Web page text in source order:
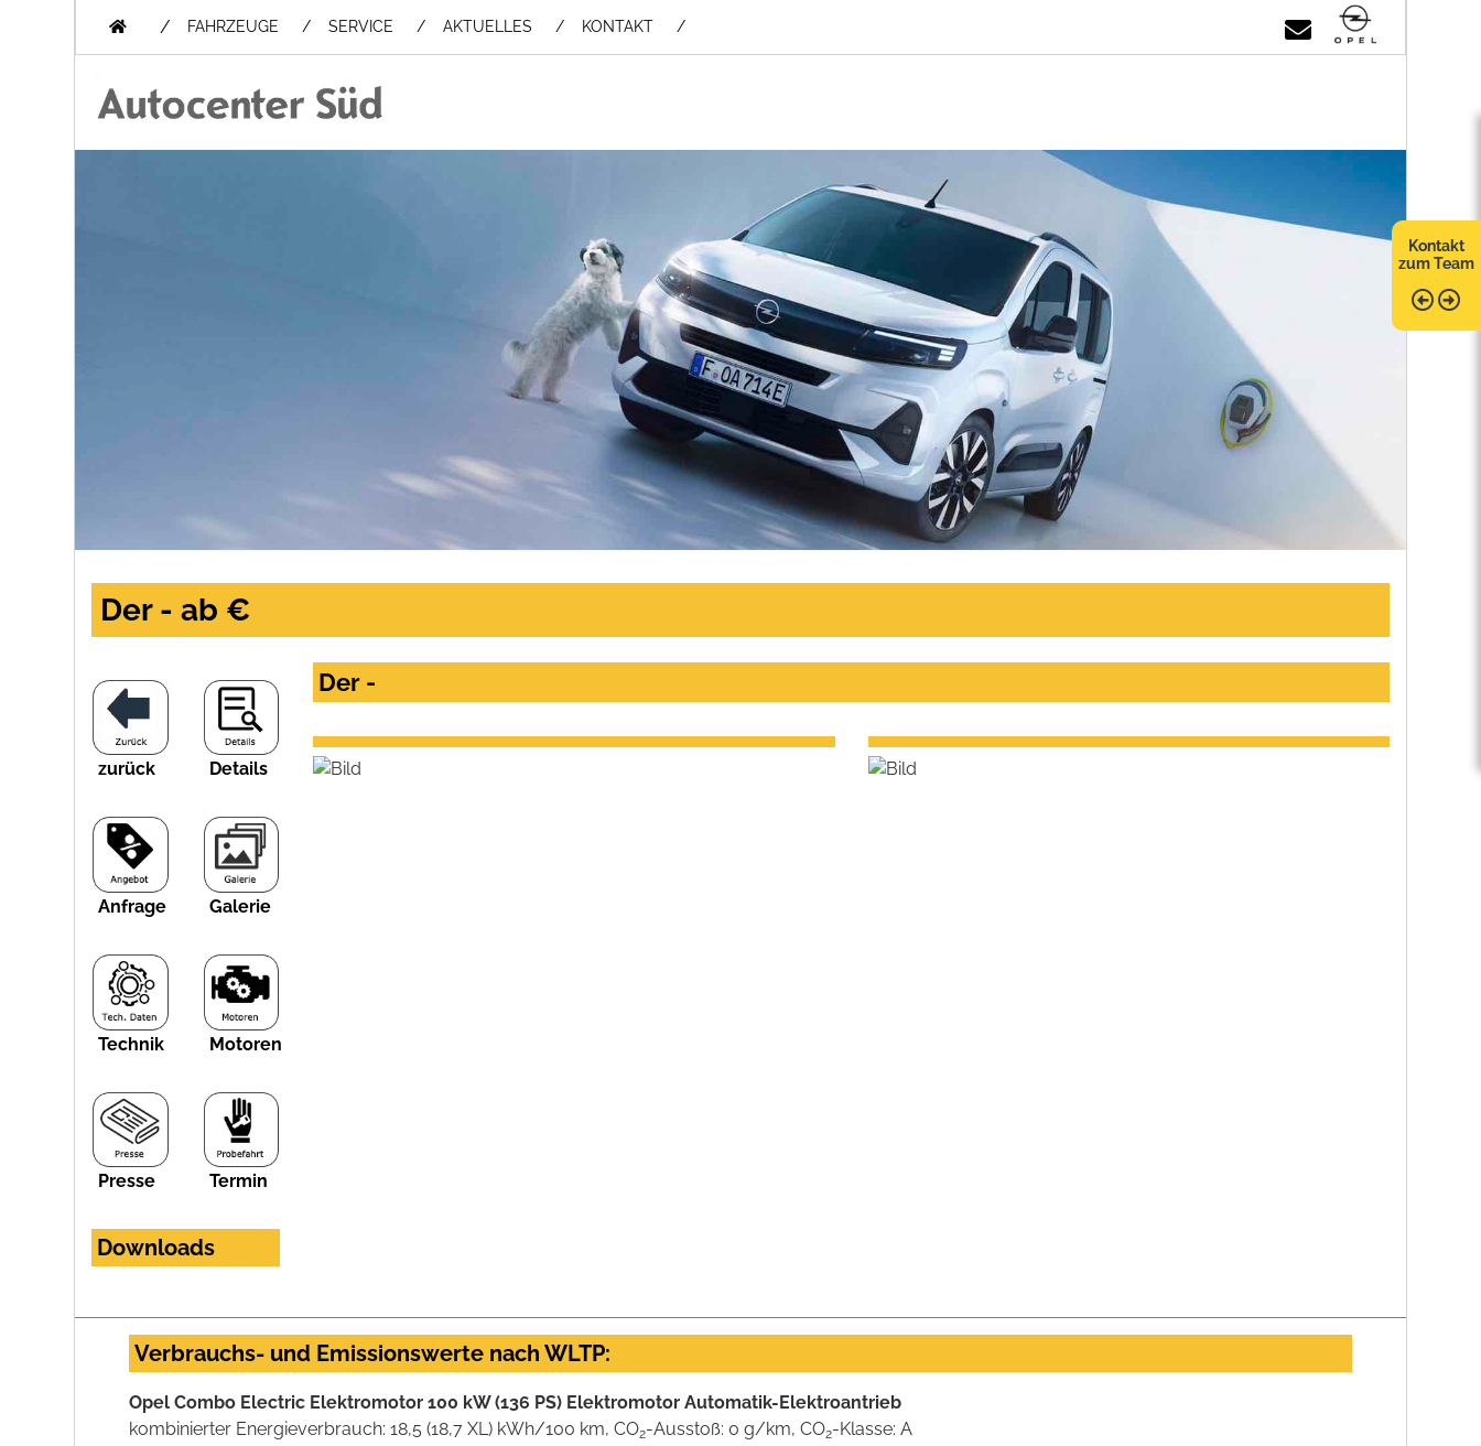
/ FAHRZEUGE SERVICE AKTUELLES KONTAKT
Kontakt
zum Team
Der - ab €
zurück Details
Anfrage Galerie
Technik Motoren
Presse Termin
Downloads
Der -
Verbrauchs- und Emissionswerte nach WLTP:
Opel Combo Electric Elektromotor 100 kW (136 PS) Elektromotor Automatik-Elektroantrieb
kombinierter Energieverbrauch: 18,5 (18,7 XL) kWh/100 km, CO2-Ausstoß: 0 g/km, CO2-Klasse: A